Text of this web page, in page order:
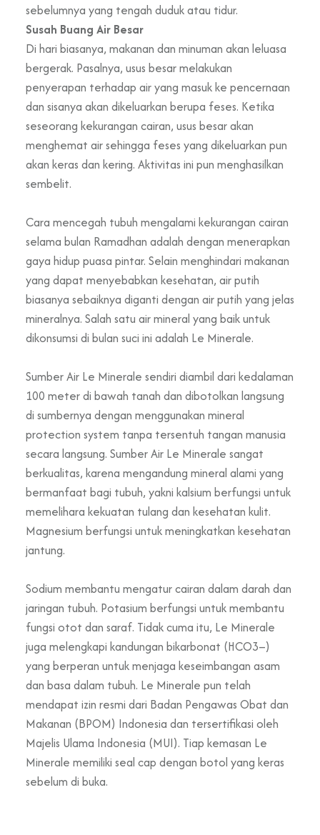
sebelumnya yang tengah duduk atau tidur.
Susah Buang Air Besar
Di hari biasanya, makanan dan minuman akan leluasa
bergerak. Pasalnya, usus besar melakukan
penyerapan terhadap air yang masuk ke pencernaan
dan sisanya akan dikeluarkan berupa feses. Ketika
seseorang kekurangan cairan, usus besar akan
menghemat air sehingga feses yang dikeluarkan pun
akan keras dan kering. Aktivitas ini pun menghasilkan
sembelit.
Cara mencegah tubuh mengalami kekurangan cairan
selama bulan Ramadhan adalah dengan menerapkan
gaya hidup puasa pintar. Selain menghindari makanan
yang dapat menyebabkan kesehatan, air putih
biasanya sebaiknya diganti dengan air putih yang jelas
mineralnya. Salah satu air mineral yang baik untuk
dikonsumsi di bulan suci ini adalah Le Minerale.
Sumber Air Le Minerale sendiri diambil dari kedalaman
100 meter di bawah tanah dan dibotolkan langsung
di sumbernya dengan menggunakan mineral
protection system tanpa tersentuh tangan manusia
secara langsung. Sumber Air Le Minerale sangat
berkualitas, karena mengandung mineral alami yang
bermanfaat bagi tubuh, yakni kalsium berfungsi untuk
memelihara kekuatan tulang dan kesehatan kulit.
Magnesium berfungsi untuk meningkatkan kesehatan
jantung.
Sodium membantu mengatur cairan dalam darah dan
jaringan tubuh. Potasium berfungsi untuk membantu
fungsi otot dan saraf. Tidak cuma itu, Le Minerale
juga melengkapi kandungan bikarbonat (HCO3–)
yang berperan untuk menjaga keseimbangan asam
dan basa dalam tubuh. Le Minerale pun telah
mendapat izin resmi dari Badan Pengawas Obat dan
Makanan (BPOM) Indonesia dan tersertifikasi oleh
Majelis Ulama Indonesia (MUI). Tiap kemasan Le
Minerale memiliki seal cap dengan botol yang keras
sebelum di buka.